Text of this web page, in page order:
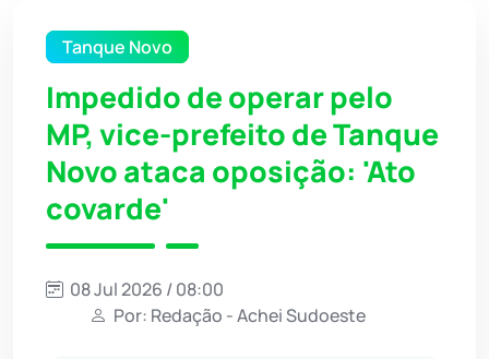
Tanque Novo
Impedido de operar pelo
MP, vice-prefeito de Tanque
Novo ataca oposição: 'Ato
covarde'
08 Jul 2026 / 08:00
Por: Redação - Achei Sudoeste